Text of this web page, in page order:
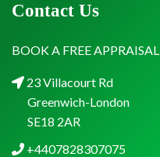
Contact Us
BOOK A FREE APPRAISAL
23 Villacourt Rd
Greenwich-London
SE18 2AR
+4407828307075